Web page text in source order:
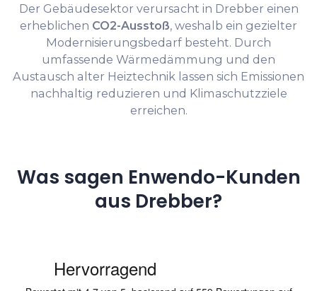
Der Gebäudesektor verursacht in Drebber einen
erheblichen CO2-Ausstoß, weshalb ein gezielter
Modernisierungsbedarf besteht. Durch
umfassende Wärmedämmung und den
Austausch alter Heiztechnik lassen sich Emissionen
nachhaltig reduzieren und Klimaschutzziele
erreichen.
Was sagen Enwendo-Kunden
aus Drebber?